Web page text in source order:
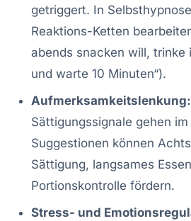
getriggert. In
Reaktions-Ketten
abends snacken will, trinke
und warte 10 Minuten“).
Aufmerksamkeitslenkung:
Sättigungssignale gehen
Suggestionen können
Sättigung, langsames
Portionskontrolle fördern.
Stress- und